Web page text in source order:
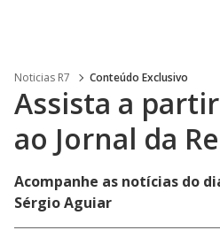
Noticias R7 Conteúdo Exclusivo
Assista a
ao Jornal da
Acompanhe as notícias do
Sérgio Aguiar